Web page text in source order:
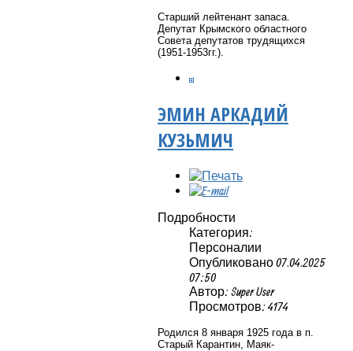
Старший лейтенант запаса.
Депутат Крымского областного
Совета депутатов трудящихся
(1951-1953гг.).
ЭМИН АРКАДИЙ
КУЗЬМИЧ
Подробности
Категория:
Персоналии
Опубликовано 07.04.2025
07:50
Автор: Super User
Просмотров: 4174
Родился 8 января 1925 года в п.
Старый Карантин, Маяк-